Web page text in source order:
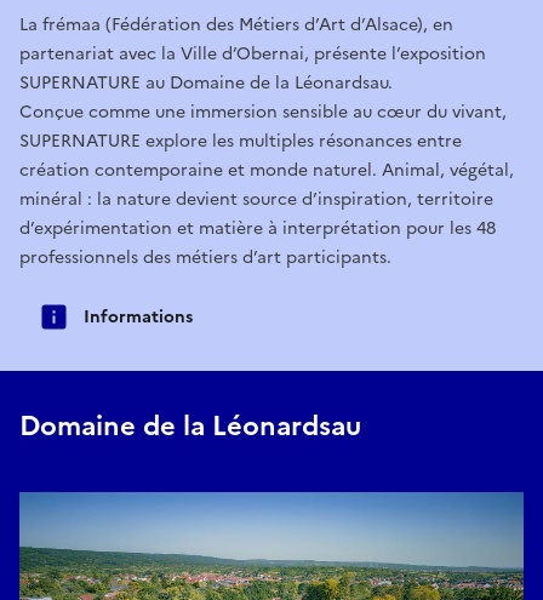
La frémaa (Fédération des Métiers d’Art d’Alsace), en
partenariat avec la Ville d’Obernai, présente l’exposition
SUPERNATURE au Domaine de la Léonardsau.
Conçue comme une immersion sensible au cœur du vivant,
SUPERNATURE explore les multiples résonances entre
création contemporaine et monde naturel. Animal, végétal,
minéral : la nature devient source d’inspiration, territoire
d’expérimentation et matière à interprétation pour les 48
professionnels des métiers d’art participants.
Informations
Domaine de la Léonardsau